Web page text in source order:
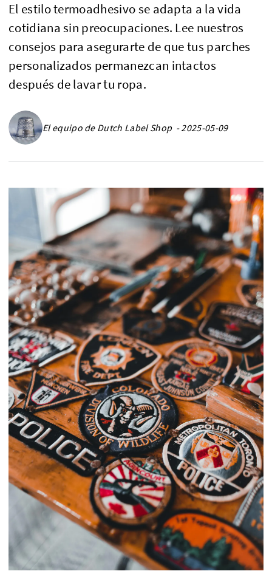
El estilo termoadhesivo se adapta a la vida
cotidiana sin preocupaciones. Lee nuestros
consejos para asegurarte de que tus parches
personalizados permanezcan intactos
después de lavar tu ropa.
El equipo de Dutch Label Shop - 2025-05-09